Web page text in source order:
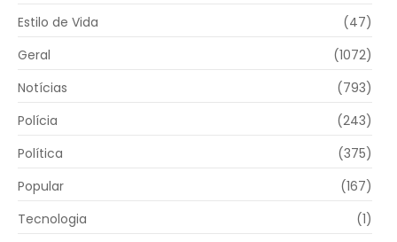
Estilo de Vida
(47)
Geral
(1072)
Notícias
(793)
Polícia
(243)
Política
(375)
Popular
(167)
Tecnologia
(1)